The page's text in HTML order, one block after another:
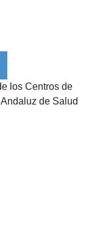
los Centros de
de Salud